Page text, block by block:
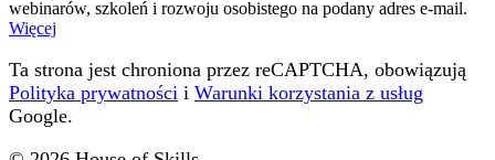
webinarów, szkoleń i rozwoju osobistego na podany adres e-mail.
Więcej
Ta strona jest chroniona przez reCAPTCHA, obowiązują
Polityka prywatności i Warunki korzystania z usług
Google.